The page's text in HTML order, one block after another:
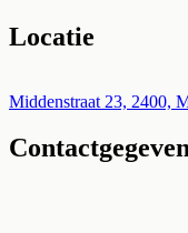
Locatie
+
−
Middenstraat 23, 2400,